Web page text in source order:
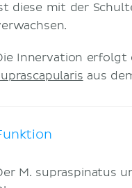
diese mit der
Innervation erfolgt
aus
M. supraspinatus